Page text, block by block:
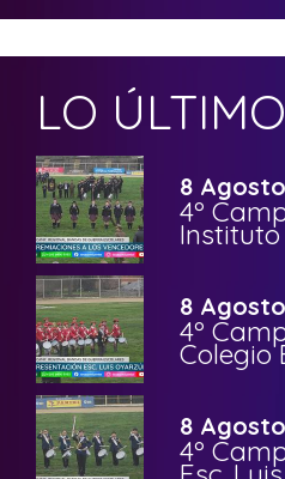
LO ÚLTIMO
8
4º
8
4º
Colegio
8
4º